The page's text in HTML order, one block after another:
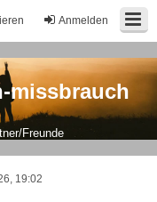
Anmelden
missbrauch
Freunde
19:02